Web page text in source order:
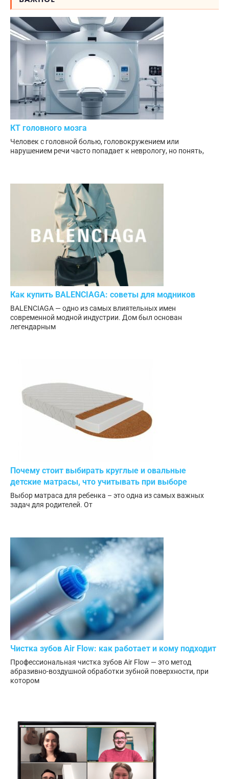
КТ головного мозга
Человек с головной болью, головокружением или
нарушением речи часто попадает к неврологу, но понять,
Как купить BALENCIAGA: советы для модников
BALENCIAGA — одно из самых влиятельных имен
современной модной индустрии. Дом был основан
легендарным
Почему стоит выбирать круглые и овальные
детские матрасы, что учитывать при выборе
Выбор матраса для ребенка – это одна из самых важных
задач для родителей. От
Чистка зубов Air Flow: как работает и кому подходит
Профессиональная чистка зубов Air Flow — это метод
абразивно-воздушной обработки зубной поверхности, при
котором